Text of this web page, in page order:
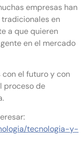
empresas han
en
a que quieren
en el mercado
el futuro y con
proceso de
tecnologia-y-